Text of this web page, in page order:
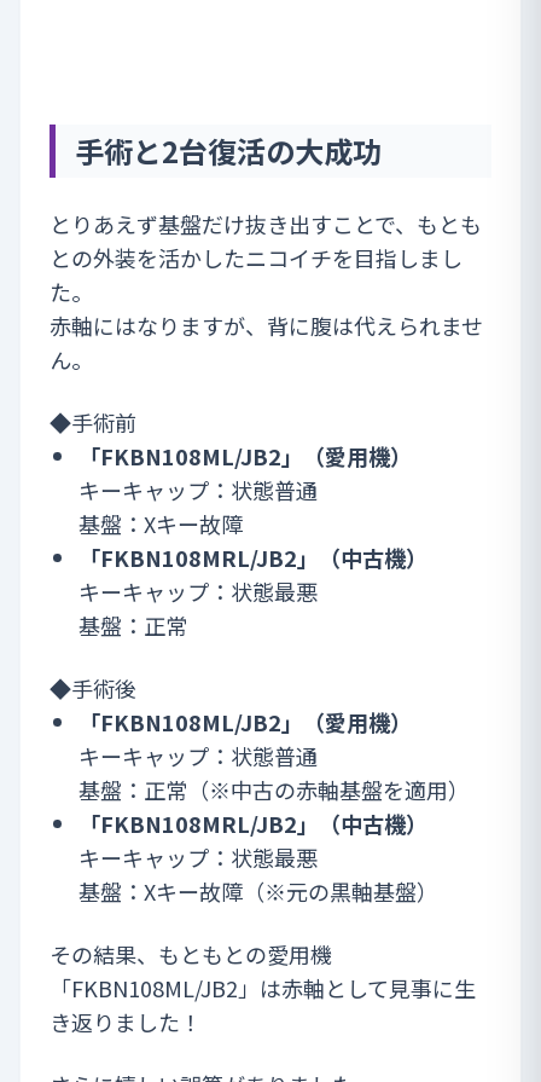
手術と2台復活の大成功
とりあえず基盤だけ抜き出すことで、もとも
との外装を活かしたニコイチを目指しまし
た。
赤軸にはなりますが、背に腹は代えられませ
ん。
◆手術前
「FKBN108ML/JB2」（愛用機）
キーキャップ：状態普通
基盤：Xキー故障
「FKBN108MRL/JB2」（中古機）
キーキャップ：状態最悪
基盤：正常
◆手術後
「FKBN108ML/JB2」（愛用機）
キーキャップ：状態普通
基盤：正常（※中古の赤軸基盤を適用）
「FKBN108MRL/JB2」（中古機）
キーキャップ：状態最悪
基盤：Xキー故障（※元の黒軸基盤）
その結果、もともとの愛用機
「FKBN108ML/JB2」は赤軸として見事に生
き返りました！